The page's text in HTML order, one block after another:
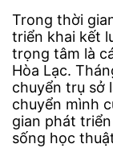
Trong thời
triển khai kết
trọng tâm là
Hòa Lạc.
chuyển trụ sở
chuyển mình
gian phát
sống học